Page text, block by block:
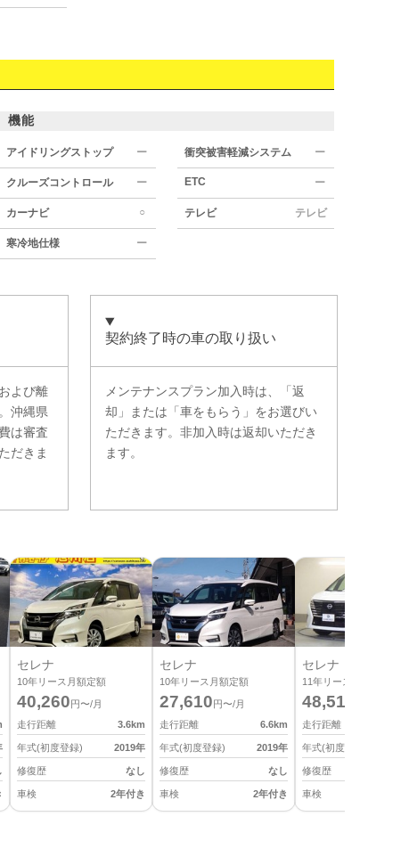
機能
アイドリングストップ ー 衝突被害軽減システム ー
クルーズコントロール ー ETC ー
カーナビ ○ テレビ テレビ
寒冷地仕様 ー
よび離
沖縄県
は審査
だきま
契約終了時の車の取り扱い
メンテナンスプラン加入時は、「返
却」または「車をもらう」をお選びい
ただきます。非加入時は返却いただき
ます。
セレナ
10年リース月額定額
40,260 円〜/月
走行距離
3.6km
年式(初度登録) 2019年
修復歴 なし
車検 2年付き
セレナ
10年リース月額定額
27,610 円〜/月
走行距離
6.6km
年式(初度登録) 2019年
修復歴 なし
車検 2年付き
セレナ
11年リース月額定額
48,510
走行距離
年式(初度登録)
修復歴
車検